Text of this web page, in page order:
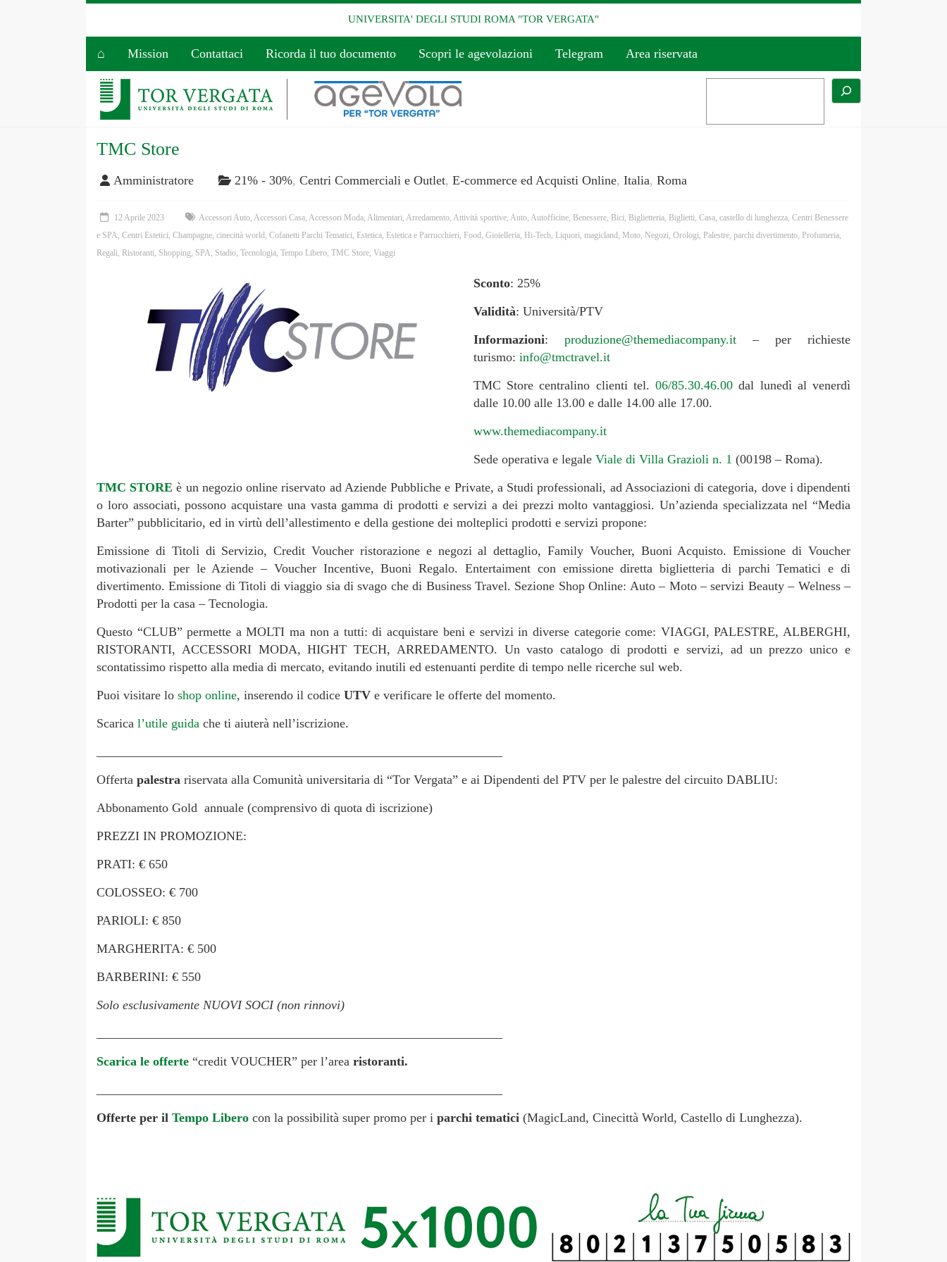
UNIVERSITA' DEGLI STUDI ROMA "TOR VERGATA"
⌂ Mission Contattaci Ricorda il tuo documento Scopri le agevolazioni Telegram Area riservata
TMC Store
Amministratore 21% - 30%, Centri Commerciali e Outlet, E-commerce ed Acquisti Online, Italia, Roma
12 Aprile 2023 Accessori Auto, Accessori Casa, Accessori Moda, Alimentari, Arredamento, Attività sportive, Auto, Autofficine, Benessere, Bici, Biglietteria, Biglietti, Casa, castello di lunghezza, Centri Benessere
e SPA, Centri Estetici, Champagne, cinecittà world, Cofanetti Parchi Tematici, Estetica, Estetica e Parrucchieri, Food, Gioielleria, Hi-Tech, Liquori, magicland, Moto, Negozi, Orologi, Palestre, parchi divertimento, Profumeria,
Regali, Ristoranti, Shopping, SPA, Stadio, Tecnologia, Tempo Libero, TMC Store, Viaggi
Sconto: 25%
Validità: Università/PTV
Informazioni: produzione@themediacompany.it – per richieste
turismo: info@tmctravel.it
TMC Store centralino clienti tel. 06/85.30.46.00 dal lunedì al venerdì
dalle 10.00 alle 13.00 e dalle 14.00 alle 17.00.
www.themediacompany.it
Sede operativa e legale Viale di Villa Grazioli n. 1 (00198 – Roma).
TMC STORE è un negozio online riservato ad Aziende Pubbliche e Private, a Studi professionali, ad Associazioni di categoria, dove i dipendenti
o loro associati, possono acquistare una vasta gamma di prodotti e servizi a dei prezzi molto vantaggiosi. Un’azienda specializzata nel “Media
Barter” pubblicitario, ed in virtù dell’allestimento e della gestione dei molteplici prodotti e servizi propone:
Emissione di Titoli di Servizio, Credit Voucher ristorazione e negozi al dettaglio, Family Voucher, Buoni Acquisto. Emissione di Voucher
motivazionali per le Aziende – Voucher Incentive, Buoni Regalo. Entertaiment con emissione diretta biglietteria di parchi Tematici e di
divertimento. Emissione di Titoli di viaggio sia di svago che di Business Travel. Sezione Shop Online: Auto – Moto – servizi Beauty – Welness –
Prodotti per la casa – Tecnologia.
Questo “CLUB” permette a MOLTI ma non a tutti: di acquistare beni e servizi in diverse categorie come: VIAGGI, PALESTRE, ALBERGHI,
RISTORANTI, ACCESSORI MODA, HIGHT TECH, ARREDAMENTO. Un vasto catalogo di prodotti e servizi, ad un prezzo unico e
scontatissimo rispetto alla media di mercato, evitando inutili ed estenuanti perdite di tempo nelle ricerche sul web.
Puoi visitare lo shop online, inserendo il codice UTV e verificare le offerte del momento.
Scarica l’utile guida che ti aiuterà nell’iscrizione.
Offerta palestra riservata alla Comunità universitaria di “Tor Vergata” e ai Dipendenti del PTV per le palestre del circuito DABLIU:
Abbonamento Gold annuale (comprensivo di quota di iscrizione)
PREZZI IN PROMOZIONE:
PRATI: € 650
COLOSSEO: € 700
PARIOLI: € 850
MARGHERITA: € 500
BARBERINI: € 550
Solo esclusivamente NUOVI SOCI (non rinnovi)
Scarica le offerte “credit VOUCHER” per l’area ristoranti.
Offerte per il Tempo Libero con la possibilità super promo per i parchi tematici (MagicLand, Cinecittà World, Castello di Lunghezza).